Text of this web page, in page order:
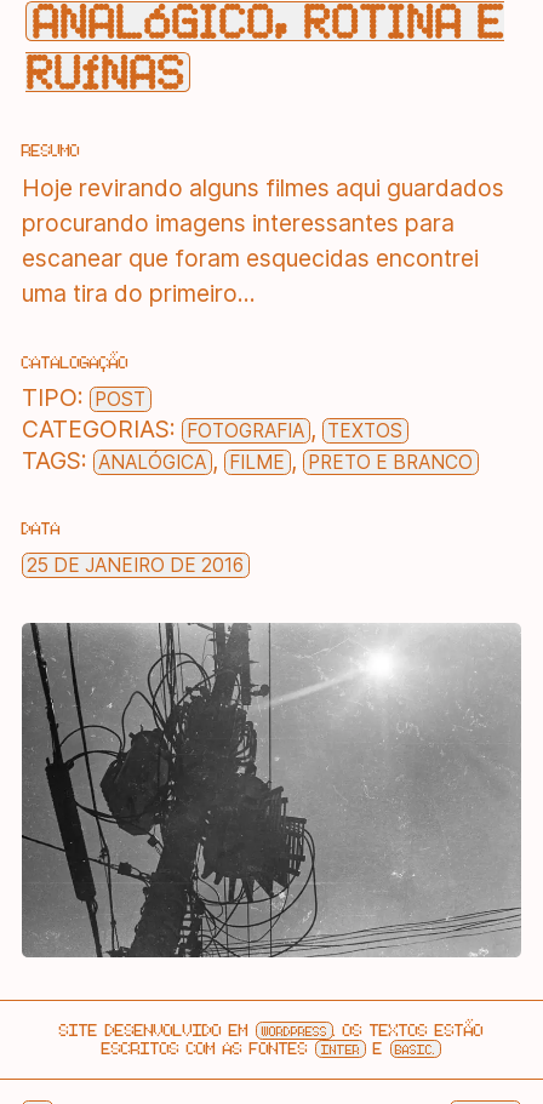
ANALÓGICO, ROTINA E
RUÍNAS
RESUMO
Hoje revirando alguns filmes aqui guardados
procurando imagens interessantes para
escanear que foram esquecidas encontrei
uma tira do primeiro...
CATALOGAÇÃO
TIPO: POST
CATEGORIAS: FOTOGRAFIA , TEXTOS
TAGS: ANALÓGICA , FILME , PRETO E BRANCO
DATA
25 DE JANEIRO DE 2016
SITE DESENVOLVIDO EM WORDPRESS . OS TEXTOS ESTÃO
ESCRITOS COM AS FONTES INTER E BASIC.